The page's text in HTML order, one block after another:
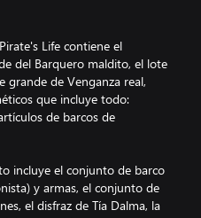
Life contiene el
del Barquero maldito, el lote
grande de Venganza real,
que incluye todo:
de barcos de
incluye el conjunto de barco
y armas, el conjunto de
el disfraz de Tía Dalma, la